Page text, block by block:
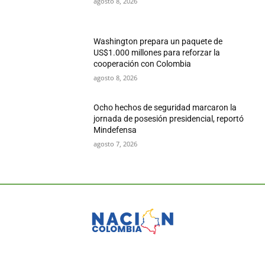
Washington prepara un paquete de
US$1.000 millones para reforzar la
cooperación con Colombia
agosto 8, 2026
Ocho hechos de seguridad marcaron la
jornada de posesión presidencial, reportó
Mindefensa
agosto 7, 2026